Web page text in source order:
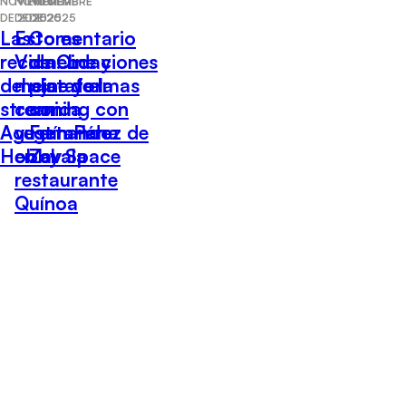
DE 2025
Las
recomendaciones
del cine y el
streaming con
Agustín Pérez de
Hobby Space
DE 2025
Esto es
Vida: Lo
mejor de la
comida
vegetariana
en el
restaurante
Quínoa
DE 2025
Comentario
de Cine y
plataformas
con
Fernando
Zavala